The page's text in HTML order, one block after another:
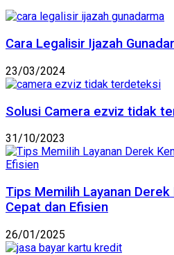
Cara Legalisir Ijazah
23/03/2024
Solusi Camera ezviz tidak
31/10/2023
Tips Memilih Layanan Derek
Cepat dan Efisien
26/01/2025